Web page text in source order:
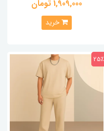
1,909,000 تومان
خرید
25٪